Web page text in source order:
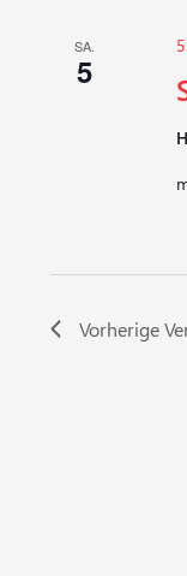
SA.
5
Vorherige